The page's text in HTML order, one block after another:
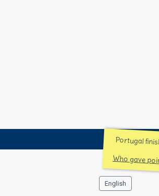
Portugal
Who gave
English